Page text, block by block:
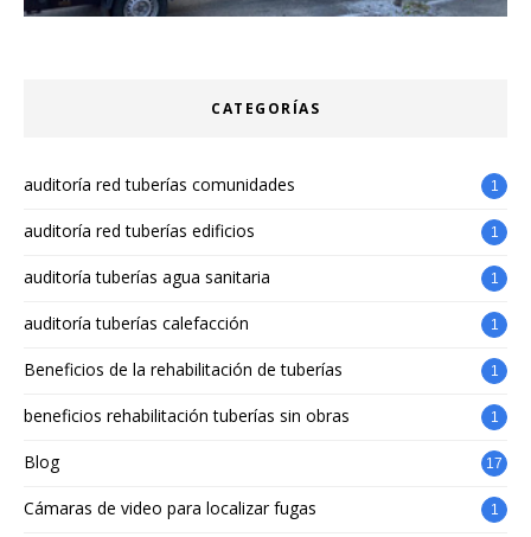
CATEGORÍAS
auditoría red tuberías comunidades 1
auditoría red tuberías edificios 1
auditoría tuberías agua sanitaria 1
auditoría tuberías calefacción 1
Beneficios de la rehabilitación de tuberías 1
beneficios rehabilitación tuberías sin obras 1
Blog 17
Cámaras de video para localizar fugas 1